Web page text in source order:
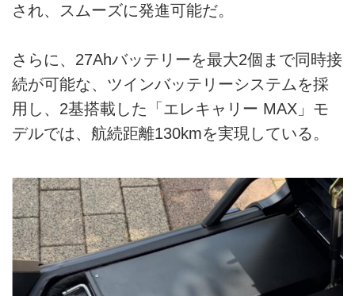
され、スムーズに発進可能だ。
さらに、27Ahバッテリーを最大2個まで同時接
続が可能な、ツインバッテリーシステムを採
用し、2基搭載した「エレキャリー MAX」モ
デルでは、航続距離130kmを実現している。